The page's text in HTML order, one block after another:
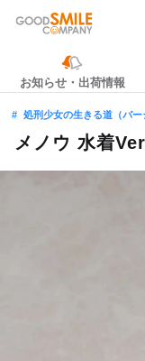
お知らせ・出荷情報
処刑少女の生きる道（バー
メノウ 水着